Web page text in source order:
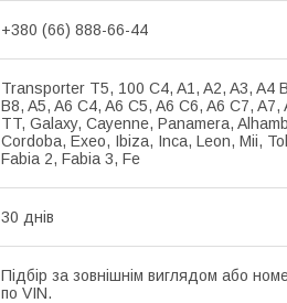
+380 (66) 888-66-44
Transporter T5, 100 C4, A1, A2, A3, A4
B8, A5, A6 C4, A6 C5, A6 C6, A6 C7,
TT, Galaxy, Cayenne, Panamera,
Cordoba, Exeo, Ibiza, Inca, Leon, Mii,
Fabia 2, Fabia 3, Fe
30 днів
Підбір за зовнішнім виглядом або
по VIN.